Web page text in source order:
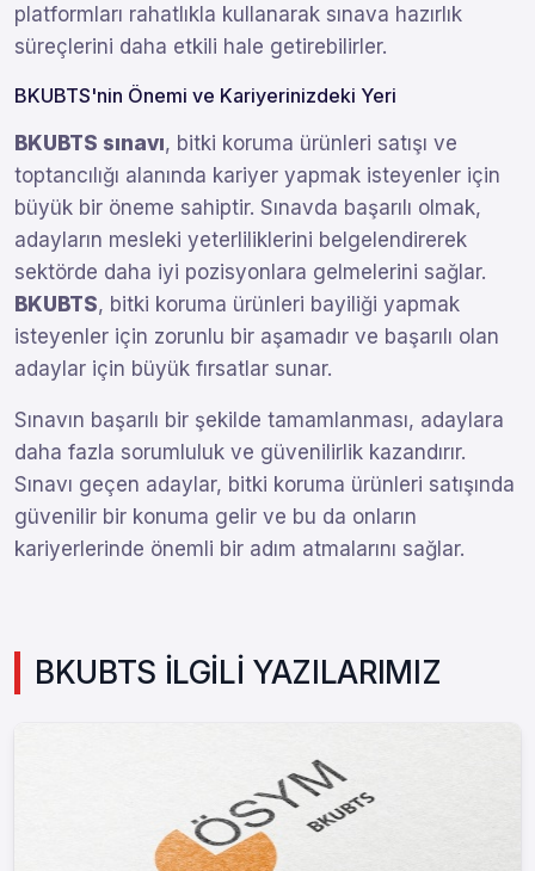
platformları rahatlıkla kullanarak sınava hazırlık
süreçlerini daha etkili hale getirebilirler.
BKUBTS'nin Önemi ve Kariyerinizdeki Yeri
BKUBTS sınavı, bitki koruma ürünleri satışı ve
toptancılığı alanında kariyer yapmak isteyenler için
büyük bir öneme sahiptir. Sınavda başarılı olmak,
adayların mesleki yeterliliklerini belgelendirerek
sektörde daha iyi pozisyonlara gelmelerini sağlar.
BKUBTS, bitki koruma ürünleri bayiliği yapmak
isteyenler için zorunlu bir aşamadır ve başarılı olan
adaylar için büyük fırsatlar sunar.
Sınavın başarılı bir şekilde tamamlanması, adaylara
daha fazla sorumluluk ve güvenilirlik kazandırır.
Sınavı geçen adaylar, bitki koruma ürünleri satışında
güvenilir bir konuma gelir ve bu da onların
kariyerlerinde önemli bir adım atmalarını sağlar.
BKUBTS İLGİLİ YAZILARIMIZ